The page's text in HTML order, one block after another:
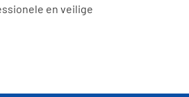
en veilige